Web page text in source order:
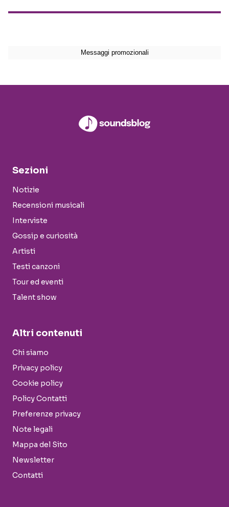
Sezioni
Notizie
Recensioni musicali
Interviste
Gossip e curiosità
Artisti
Testi canzoni
Tour ed eventi
Talent show
Altri contenuti
Chi siamo
Privacy policy
Cookie policy
Policy Contatti
Preferenze privacy
Note legali
Mappa del Sito
Newsletter
Contatti